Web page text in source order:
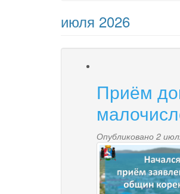
июля 2026
Приём
Опубликовано 2